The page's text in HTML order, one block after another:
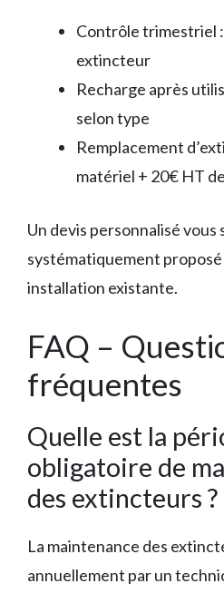
Contrôle trimestriel
extincteur
Recharge après
selon type
Remplacement
matériel + 20€ HT
Un devis personnalisé vous
systématiquement
installation existante.
FAQ –
fréquentes
Quelle est la
obligatoire de
des extincteurs ?
La maintenance des
annuellement par un